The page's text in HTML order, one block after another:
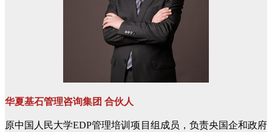
华夏基石管理咨询集团 合伙人
原中国人民大学EDP管理培训项目组成员，负责央国企和政府